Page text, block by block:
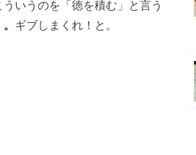
いうのを「徳を積む」と言う
ギブしまくれ！と。